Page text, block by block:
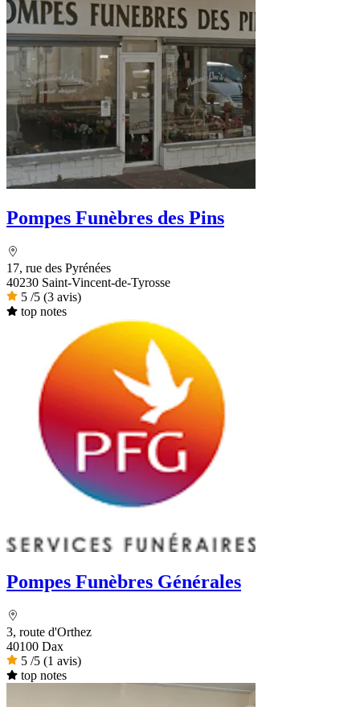
Pompes Funèbres des Pins
17, rue des Pyrénées
40230 Saint-Vincent-de-Tyrosse
5 /5 (3 avis)
top notes
Pompes Funèbres Générales
3, route d'Orthez
40100 Dax
5 /5 (1 avis)
top notes